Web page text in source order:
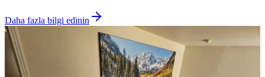
Daha fazla bilgi edinin